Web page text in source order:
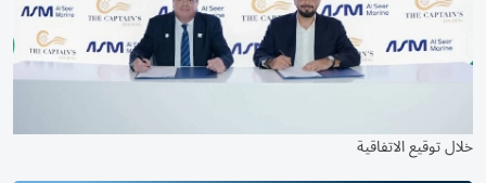
خلال توقيع الاتفاقية